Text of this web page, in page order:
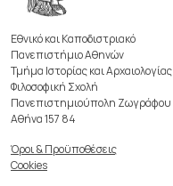
Εθνικό και Καποδιστριακό
Πανεπιστήμιο Αθηνών
Τμήμα Ιστορίας και Αρχαιολογίας
Φιλοσοφική Σχολή
Πανεπιστημιούπολη Ζωγράφου
Αθήνα 157 84
Όροι & Προϋποθέσεις
Cookies